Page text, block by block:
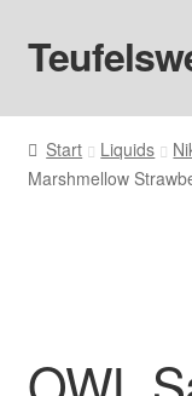
Zur
Navigation
Zum
Inhalt
Startseite
Hardware
Big Puff
Start Liquids
Marshmellow